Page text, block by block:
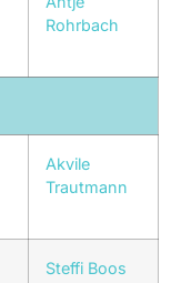
Rohrbach
Akvile
Trautmann
Steffi Boos